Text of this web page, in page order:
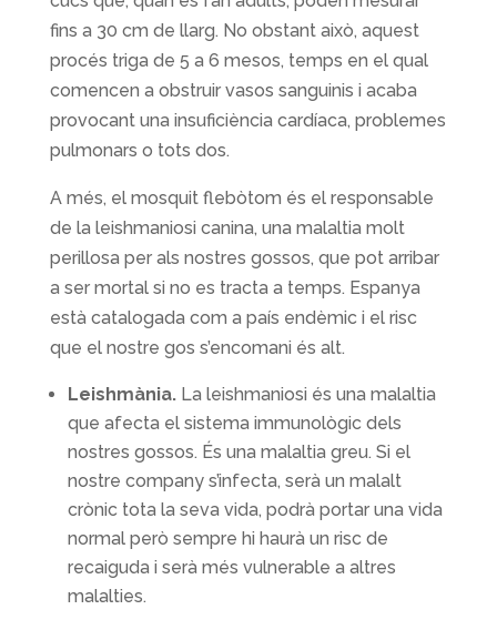
fins a 30 cm de llarg. No obstant això, aquest
procés triga de 5 a 6 mesos, temps en el qual
comencen a obstruir vasos sanguinis i acaba
provocant una insuficiència cardíaca, problemes
pulmonars o tots dos.
A més, el mosquit flebòtom és el responsable
de la leishmaniosi canina, una malaltia molt
perillosa per als nostres gossos, que pot arribar
a ser mortal si no es tracta a temps. Espanya
està catalogada com a país endèmic i el risc
que el nostre gos s’encomani és alt.
Leishmània. La leishmaniosi és una malaltia
que afecta el sistema immunològic dels
nostres gossos. És una malaltia greu. Si el
nostre company s’infecta, serà un malalt
crònic tota la seva vida, podrà portar una vida
normal però sempre hi haurà un risc de
recaiguda i serà més vulnerable a altres
malalties.